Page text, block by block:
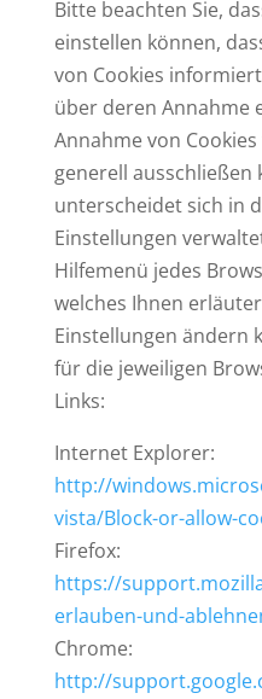
Bitte beachten Sie,
einstellen können,
von Cookies
über deren Annahme
Annahme von
generell ausschließen
unterscheidet sich in
Einstellungen
Hilfemenü jedes
welches Ihnen
Einstellungen ändern
für die jeweiligen
Links:
Internet Explorer:
http://
vista/Block-or-allow-
Firefox:
https://
erlauben-und-
Chrome:
http://